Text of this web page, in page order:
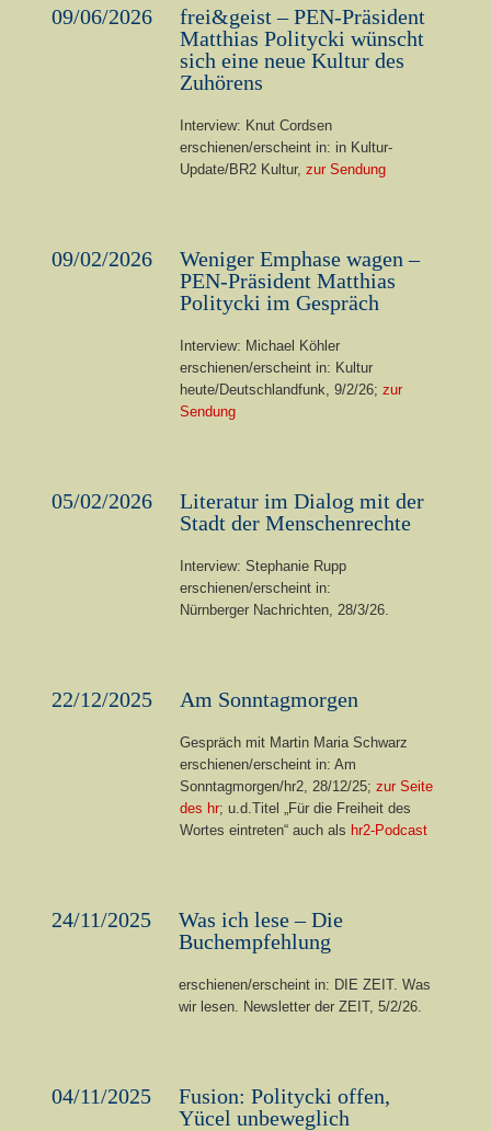
09/06/2026
frei&geist – PEN-Präsident
Matthias Politycki wünscht
sich eine neue Kultur des
Zuhörens
Interview: Knut Cordsen
erschienen/erscheint in: in Kultur-
Update/BR2 Kultur, zur Sendung
09/02/2026
Weniger Emphase wagen –
PEN-Präsident Matthias
Politycki im Gespräch
Interview: Michael Köhler
erschienen/erscheint in: Kultur
heute/Deutschlandfunk, 9/2/26; zur
Sendung
05/02/2026
Literatur im Dialog mit der
Stadt der Menschenrechte
Interview: Stephanie Rupp
erschienen/erscheint in:
Nürnberger Nachrichten, 28/3/26.
22/12/2025 Am Sonntagmorgen
Gespräch mit Martin Maria Schwarz
erschienen/erscheint in: Am
Sonntagmorgen/hr2, 28/12/25; zur Seite
des hr; u.d.Titel „Für die Freiheit des
Wortes eintreten“ auch als hr2-Podcast
24/11/2025
Was ich lese – Die
Buchempfehlung
erschienen/erscheint in: DIE ZEIT. Was
wir lesen. Newsletter der ZEIT, 5/2/26.
04/11/2025
Fusion: Politycki offen,
Yücel unbeweglich